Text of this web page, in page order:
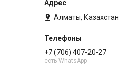
Алматы, Казахстан
+7 (706) 407-20-27
есть WhatsApp